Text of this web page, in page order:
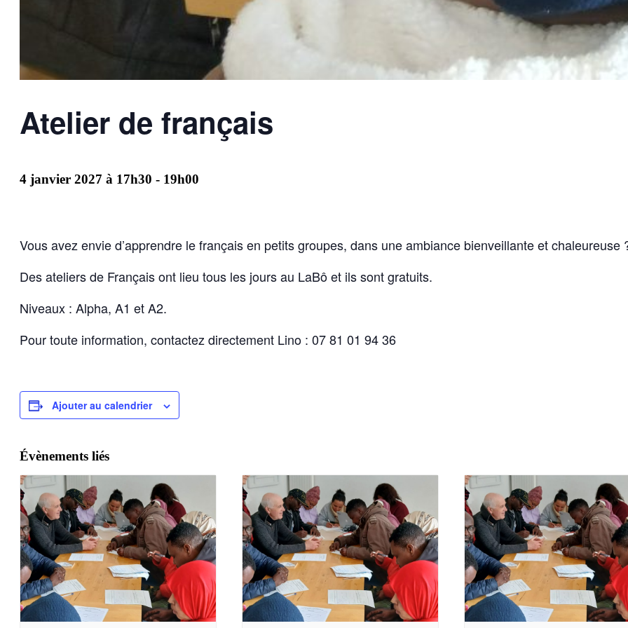
Atelier de français
4 janvier 2027 à 17h30 - 19h00
Vous avez envie d’apprendre le français en petits groupes, dans une ambiance bienveillante et chaleureuse
Des ateliers de Français ont lieu tous les jours au LaBô et ils sont gratuits.
Niveaux : Alpha, A1 et A2.
Pour toute information, contactez directement Lino : 07 81 01 94 36
Ajouter au calendrier
Évènements liés